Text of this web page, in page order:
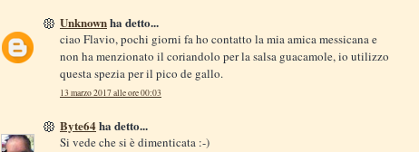
Unknownha detto...
ciao Flavio, pochi giorni fa ho contatto la mia amica messicana e
non ha menzionato il coriandolo per la salsa guacamole, io utilizzo
questa spezia per il pico de gallo.
13 marzo 2017 alle ore 00:03
Byte64ha detto...
Si vede che si è dimenticata :-)